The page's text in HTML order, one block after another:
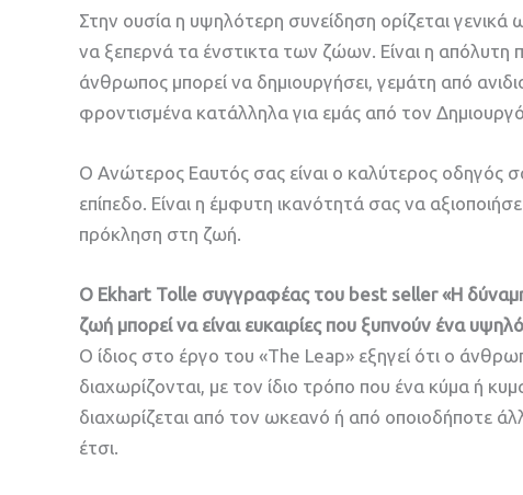
Στην ουσία η υψηλότερη συνείδηση ​​ορίζεται
να ξεπερνά τα ένστικτα των ζώων. Είναι η απόλυτη
άνθρωπος μπορεί να δημιουργήσει, γεμάτη από
φροντισμένα κατάλληλα για εμάς από τον Δημιουργό.
Ο Ανώτερος Εαυτός σας είναι ο καλύτερος οδηγός
επίπεδο. Είναι η έμφυτη ικανότητά σας να
πρόκληση στη ζωή.
Ο Ekhart Tolle συγγραφέας του best seller «Η
ζωή μπορεί να είναι ευκαιρίες που ξυπνούν ένα
Ο ίδιος στο έργο του «The Leap» εξηγεί ότι ο
διαχωρίζονται, με τον ίδιο τρόπο που ένα κύμα ή
διαχωρίζεται από τον ωκεανό ή από οποιοδήποτε
έτσι.